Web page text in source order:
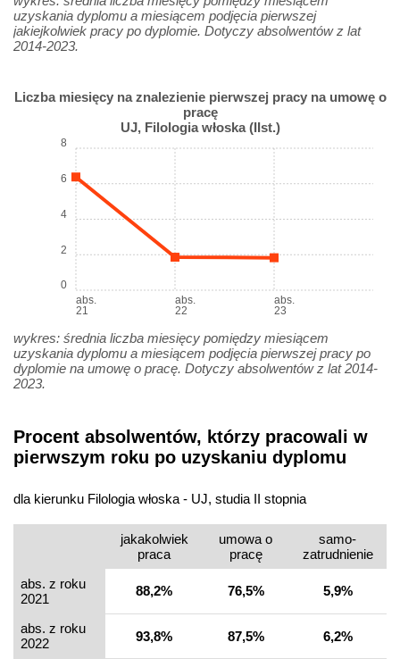
uzyskania dyplomu a miesiącem podjęcia pierwszej
jakiejkolwiek pracy po dyplomie. Dotyczy absolwentów z lat
2014-2023.
Liczba miesięcy na znalezienie pierwszej pracy na umowę o
pracę
UJ, Filologia włoska (IIst.)
abs.
21
abs.
22
abs.
23
0
2
4
6
8
wykres: średnia liczba miesięcy pomiędzy miesiącem
uzyskania dyplomu a miesiącem podjęcia pierwszej pracy po
dyplomie na umowę o pracę. Dotyczy absolwentów z lat 2014-
2023.
Procent absolwentów, którzy pracowali w
pierwszym roku po uzyskaniu dyplomu
dla kierunku Filologia włoska - UJ, studia II stopnia
jakakolwiek
praca
umowa o
pracę
samo­
zatrudnienie
abs. z roku
2021
88,2% 76,5% 5,9%
abs. z roku
2022
93,8% 87,5% 6,2%